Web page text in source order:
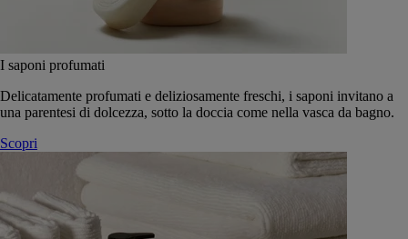
I saponi profumati
Delicatamente profumati e deliziosamente freschi, i saponi invitano a
una parentesi di dolcezza, sotto la doccia come nella vasca da bagno.
Scopri